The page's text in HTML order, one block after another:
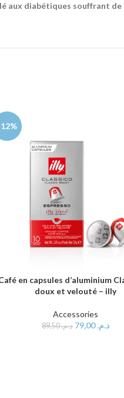
aux diabétiques souffrant
AU PANIER
en capsules d’aluminium
doux et velouté – illy
Accessories
د.م.89,50 د.م.79,00